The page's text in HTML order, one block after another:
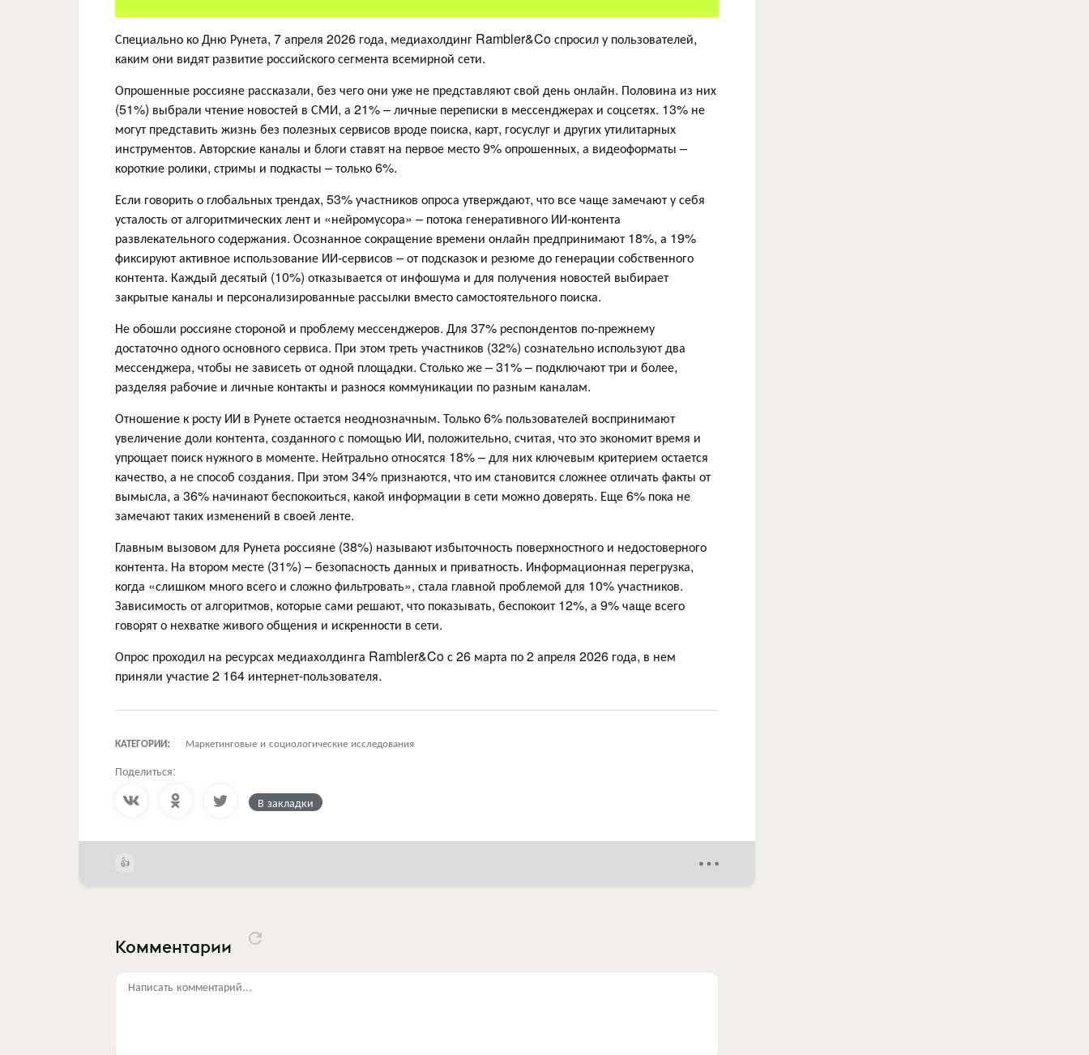
Специально ко Дню Рунета, 7 апреля 2026 года, медиахолдинг Rambler&Co спросил у пользователей,
каким они видят развитие российского сегмента всемирной сети.
Опрошенные россияне рассказали, без чего они уже не представляют свой день онлайн. Половина из них
(51%) выбрали чтение новостей в СМИ, а 21% – личные переписки в мессенджерах и соцсетях. 13% не
могут представить жизнь без полезных сервисов вроде поиска, карт, госуслуг и других утилитарных
инструментов. Авторские каналы и блоги ставят на первое место 9% опрошенных, а видеоформаты –
короткие ролики, стримы и подкасты – только 6%.
Если говорить о глобальных трендах, 53% участников опроса утверждают, что все чаще замечают у себя
усталость от алгоритмических лент и «нейромусора» – потока генеративного ИИ-контента
развлекательного содержания. Осознанное сокращение времени онлайн предпринимают 18%, а 19%
фиксируют активное использование ИИ‑сервисов – от подсказок и резюме до генерации собственного
контента. Каждый десятый (10%) отказывается от инфошума и для получения новостей выбирает
закрытые каналы и персонализированные рассылки вместо самостоятельного поиска.
Не обошли россияне стороной и проблему мессенджеров. Для 37% респондентов по‑прежнему
достаточно одного основного сервиса. При этом треть участников (32%) сознательно используют два
мессенджера, чтобы не зависеть от одной площадки. Столько же – 31% – подключают три и более,
разделяя рабочие и личные контакты и разнося коммуникации по разным каналам.
Отношение к росту ИИ в Рунете остается неоднозначным. Только 6% пользователей воспринимают
увеличение доли контента, созданного с помощью ИИ, положительно, считая, что это экономит время и
упрощает поиск нужного в моменте. Нейтрально относятся 18% – для них ключевым критерием остается
качество, а не способ создания. При этом 34% признаются, что им становится сложнее отличать факты от
вымысла, а 36% начинают беспокоиться, какой информации в сети можно доверять. Еще 6% пока не
замечают таких изменений в своей ленте.
Главным вызовом для Рунета россияне (38%) называют избыточность поверхностного и недостоверного
контента. На втором месте (31%) – безопасность данных и приватность. Информационная перегрузка,
когда «слишком много всего и сложно фильтровать», стала главной проблемой для 10% участников.
Зависимость от алгоритмов, которые сами решают, что показывать, беспокоит 12%, а 9% чаще всего
говорят о нехватке живого общения и искренности в сети.
Опрос проходил на ресурсах медиахолдинга Rambler&Co с 26 марта по 2 апреля 2026 года, в нем
приняли участие 2 164 интернет-пользователя.
КАТЕГОРИИ: Маркетинговые и социологические исследования
Поделиться:
В закладки
Комментарии
Написать комментарий...